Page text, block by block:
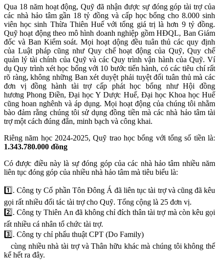
Qua 18 năm hoạt động, Quỹ đã nhận được sự đóng góp tài trợ của
các nhà hảo tâm gần 18 tỷ đồng và cấp học bổng cho 8.000 sinh
viên học sinh Thừa Thiên Huế với tổng giá trị là hơn 9 tỷ đồng.
Quỹ hoạt động theo mô hình doanh nghiệp gồm HĐQL, Ban Giám
đốc và Ban Kiểm soát. Mọi hoạt dộng đều tuân thủ các quy định
của Luật pháp cũng như Quy chế hoạt động của Quỹ, Quy chế
quản lý tài chính của Quỹ và các Quy trình vận hành của Quỹ. Ví
dụ Quy trình xét học bổng với 10 bước tiến hành, có các tiêu chí rất
rõ ràng, không những Ban xét duyệt phải tuyệt đối tuân thủ mà các
đơn vị đồng hành tài trợ cấp phát học bổng như Hội đồng
hương Phong Điền, Đại học Y Dược Huế, Đại học Khoa học Huế
cũng hoan nghênh và áp dụng. Mọi hoạt động của chúng tôi nhằm
bào đảm rằng chúng tôi sử dụng đồng tiền mà các nhà hảo tâm tài
trợ một cách đúng đắn, minh bạch và công khai.
Riêng năm học 2024-2025, Quỹ trao học bổng với tổng số tiền là:
1.343.780.000 đồng
Có được điều này là sự đóng góp của các nhà hảo tâm nhiều năm
liên tục đóng góp của nhiều nhà hảo tâm mà tiêu biểu là:
1️⃣. Công ty Cổ phần Tôn Đông Á đã liên tục tài trợ và cũng đã kêu
gọi rất nhiều đối tác tài trợ cho Quỹ. Tổng cộng là 25 đơn vị.
2️⃣. Công ty Thiên An đã không chỉ đích thân tài trợ mà còn kêu gọi
rất nhiều cá nhân tổ chức tài trợ.
3️⃣. Công ty chỉ phẩu thuật CPT (Do Family)
cùng nhiều nhà tài trợ và Thân hữu khác mà chúng tôi không thể
kể hết ra đây.